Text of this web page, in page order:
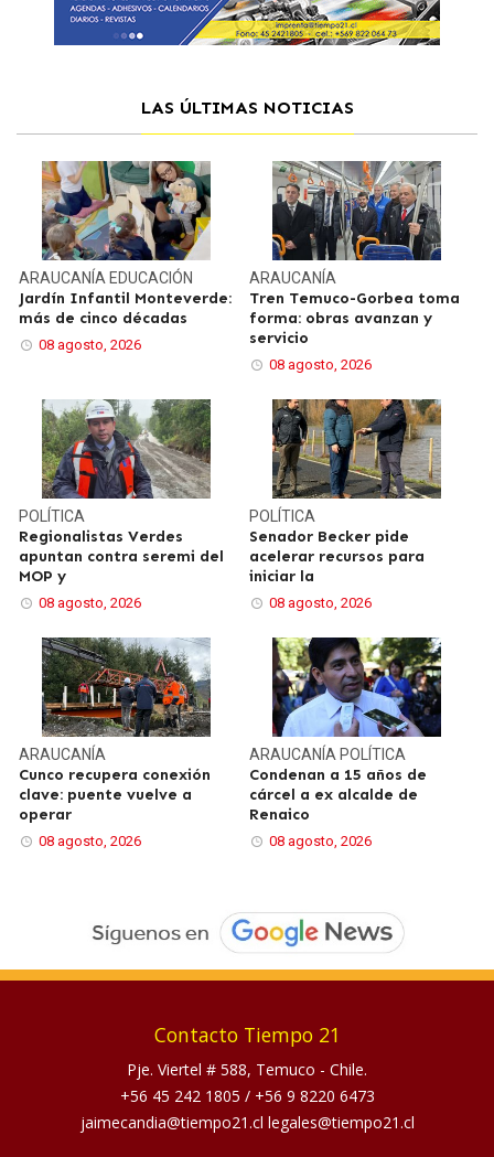
LAS ÚLTIMAS NOTICIAS
ARAUCANÍA EDUCACIÓN
Jardín Infantil Monteverde:
más de cinco décadas
08 agosto, 2026
ARAUCANÍA
Tren Temuco-Gorbea toma
forma: obras avanzan y
servicio
08 agosto, 2026
POLÍTICA
Regionalistas Verdes
apuntan contra seremi del
MOP y
08 agosto, 2026
POLÍTICA
Senador Becker pide
acelerar recursos para
iniciar la
08 agosto, 2026
ARAUCANÍA
Cunco recupera conexión
clave: puente vuelve a
operar
08 agosto, 2026
ARAUCANÍA POLÍTICA
Condenan a 15 años de
cárcel a ex alcalde de
Renaico
08 agosto, 2026
Contacto Tiempo 21
Pje. Viertel # 588, Temuco - Chile.
+56 45 242 1805 / +56 9 8220 6473
jaimecandia@tiempo21.cl legales@tiempo21.cl